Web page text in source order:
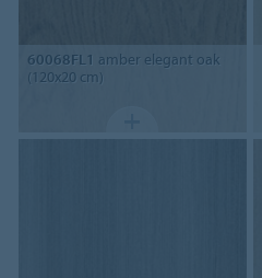
60068FL1 amber elegant oak
(120x20 cm)